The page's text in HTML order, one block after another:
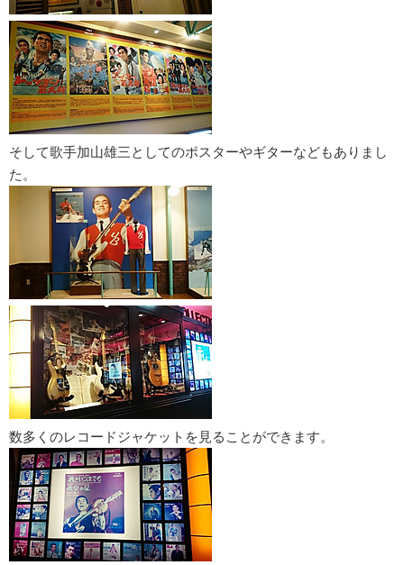
そして歌手加山雄三としてのポスターやギターなどもありまし
た。
数多くのレコードジャケットを見ることができます。